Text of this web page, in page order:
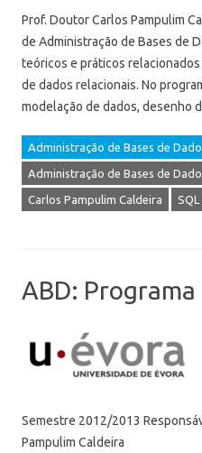
Prof. Doutor Carlos Pampulim
de Administração de Bases de
teóricos e práticos
de dados relacionais. No
modelação de dados, desenho
Administração de Bases de
Administração de Bases de
Carlos Pampulim Caldeira SQL
ABD:
Semestre 2012/2013
Pampulim Caldeira